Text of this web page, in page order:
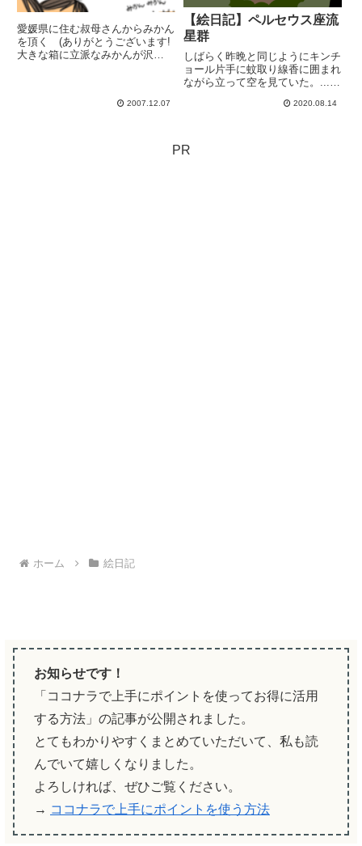
愛媛県に住む叔母さんからみかん
を頂く (ありがとうございます!
大きな箱に立派なみかんが沢
かった! １個だけ食べる!!」食べ
2007.12.07
【絵日記】ペルセウス座流
星群
しばらく昨晩と同じようにキンチ
ョール片手に蚊取り線香に囲まれ
ながら立って空を見ていた。...首
流れるかもしれない...なんて思う
ぁ...とか、ち...
2020.08.14
PR
ホーム 絵日記
お知らせです！
「ココナラで上手にポイントを使ってお得に活用
する方法」の記事が公開されました。
とてもわかりやすくまとめていただいて、私も読
んでいて嬉しくなりました。
よろしければ、ぜひご覧ください。
→ ココナラで上手にポイントを使う方法